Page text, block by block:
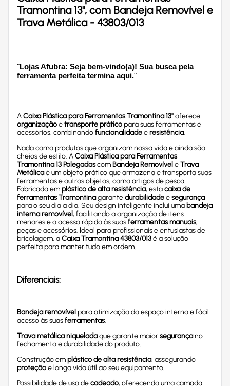
Tramontina 13", com Bandeja Removível e
Trava Metálica - 43803/013
"Lojas Afubra: Seja bem-vindo(a)! Sua busca pela
ferramenta perfeita termina aqui."
ACaixa Plástica para Ferramentas Tramontina 13"oferece
organizaçãoetransporte práticopara suas ferramentas e
acessórios, combinandofuncionalidadeeresistência.
Nada como produtos que organizam nossa vida e ainda são
cheios de estilo. ACaixa Plástica para Ferramentas
Tramontina 13 PolegadascomBandeja Removível eTrava
Metálicaé um objeto prático que armazena e transporta suas
ferramentas e outros objetos, como artigos de pesca.
Fabricada emplástico de alta resistência, estacaixa de
ferramentas Tramontinagarantedurabilidadeesegurança
para o seu dia a dia. Seu design inteligente inclui uma bandeja
interna removível, facilitando a organização de itens
menores e o acesso rápido às suasferramentas manuais,
peças e acessórios. Ideal para profissionais e entusiastas de
bricolagem, aCaixa Tramontina 43803/013é a solução
perfeita para manter tudo em ordem.
Diferenciais:
Bandeja removível para otimização do espaço interno e fácil
acesso às suasferramentas.
Trava metálica niqueladaque garante maiorsegurançano
fechamento e durabilidade do produto.
Construção emplástico de alta resistência, assegurando
proteçãoe longa vida útil ao seu equipamento.
Possibilidade de uso decadeado, oferecendo uma camada